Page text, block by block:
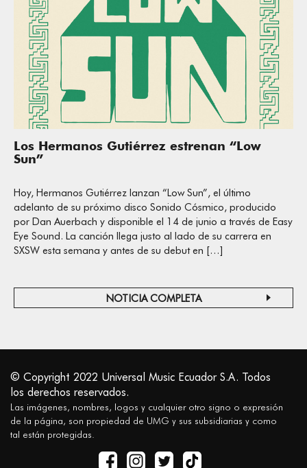
Los Hermanos Gutiérrez estrenan “Low
Sun”
Hoy, Hermanos Gutiérrez lanzan “Low Sun”, el último
adelanto de su próximo disco Sonido Cósmico, producido
por Dan Auerbach y disponible el 14 de junio a través de Easy
Eye Sound. La canción llega justo al lado de su carrera en
SXSW esta semana y antes de su debut en […]
NOTICIA COMPLETA
© Copyright 2022 Universal Music Ecuador S.A. Todos
los derechos reservados.
Las imágenes, nombres, logos y cualquier otro signo o expresión
de la página, son propiedad de UMG y sus subsidiarias y como
tal están protegidas.